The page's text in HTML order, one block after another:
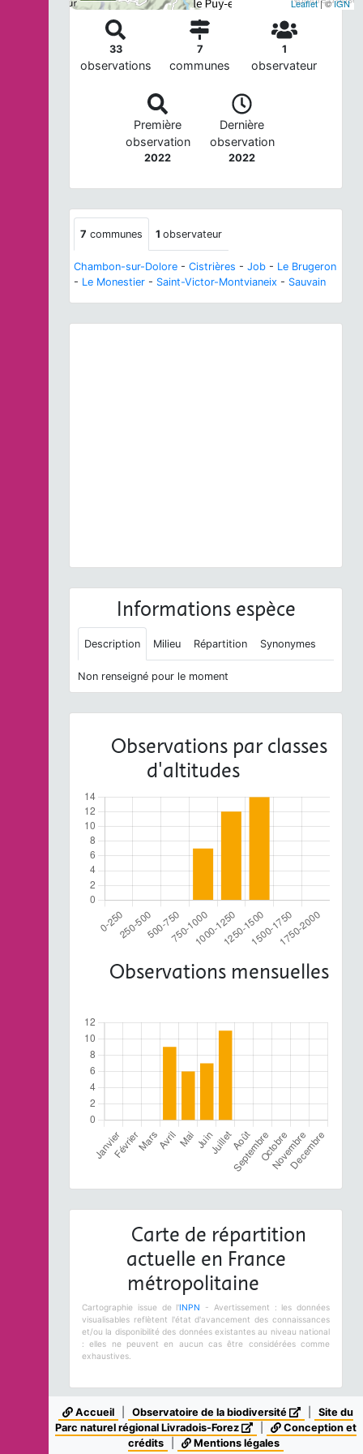
Leaflet| ©IGN
33
observations
7
communes
1
observateur
Première
observation
2022
Dernière
observation
2022
7 communes 1 observateur
Chambon-sur-Dolore - Cistrières - Job - Le Brugeron
- Le Monestier - Saint-Victor-Montvianeix - Sauvain
Informations espèce
Description Milieu Répartition Synonymes
Non renseigné pour le moment
Observations par classes
d'altitudes
Observations mensuelles
Carte de répartition
actuelle en France
métropolitaine
Cartographie issue de l'INPN
- Avertissement : les données
visualisables reflètent l'état d'avancement des connaissances
et/ou la disponibilité des données existantes au niveau national
: elles ne peuvent en aucun cas être considérées comme
exhaustives.
Accueil Observatoire de la biodiversité
Site du
Parc naturel régional Livradois-Forez
Conception et
crédits
Mentions légales